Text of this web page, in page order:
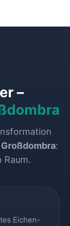
–
:
Raum.
Eichen-